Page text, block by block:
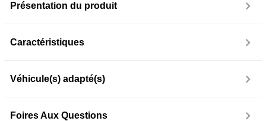
Présentation du produit
Caractéristiques
Véhicule(s) adapté(s)
Foires Aux Questions